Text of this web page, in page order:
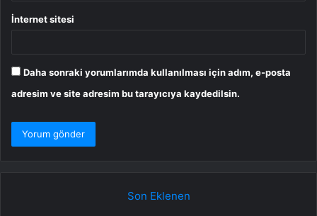
İnternet sitesi
Daha sonraki yorumlarımda kullanılması için adım, e-posta
adresim ve site adresim bu tarayıcıya kaydedilsin.
Son Eklenen